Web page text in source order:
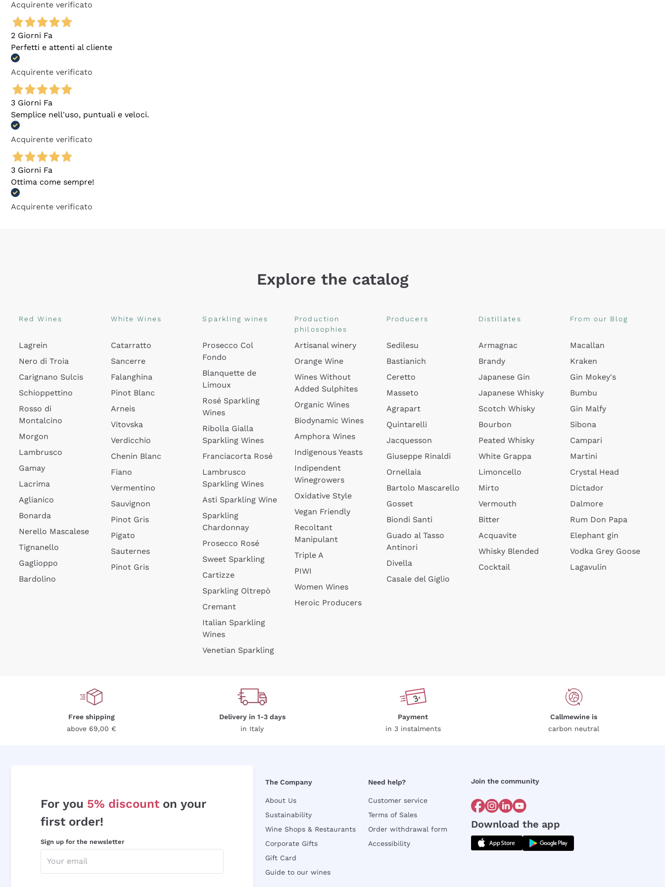
Acquirente verificato
2 Giorni Fa
Perfetti e attenti al cliente
Acquirente verificato
3 Giorni Fa
Semplice nell'uso, puntuali e veloci.
Acquirente verificato
3 Giorni Fa
Ottima come sempre!
Acquirente verificato
Explore the catalog
Red Wines
Lagrein
Nero di Troia
Carignano Sulcis
Schioppettino
Rosso di
Montalcino
Morgon
Lambrusco
Gamay
Lacrima
Aglianico
Bonarda
Nerello Mascalese
Tignanello
Gaglioppo
Bardolino
White Wines
Catarratto
Sancerre
Falanghina
Pinot Blanc
Arneis
Vitovska
Verdicchio
Chenin Blanc
Fiano
Vermentino
Sauvignon
Pinot Gris
Pigato
Sauternes
Pinot Gris
Sparkling wines
Prosecco Col
Fondo
Blanquette de
Limoux
Rosé Sparkling
Wines
Ribolla Gialla
Sparkling Wines
Franciacorta Rosé
Lambrusco
Sparkling Wines
Asti Sparkling Wine
Sparkling
Chardonnay
Prosecco Rosé
Sweet Sparkling
Cartizze
Sparkling Oltrepò
Cremant
Italian Sparkling
Wines
Venetian Sparkling
Production
philosophies
Artisanal winery
Orange Wine
Wines Without
Added Sulphites
Organic Wines
Biodynamic Wines
Amphora Wines
Indigenous Yeasts
Indipendent
Winegrowers
Oxidative Style
Vegan Friendly
Recoltant
Manipulant
Triple A
PIWI
Women Wines
Heroic Producers
Producers
Sedilesu
Bastianich
Ceretto
Masseto
Agrapart
Quintarelli
Jacquesson
Giuseppe Rinaldi
Ornellaia
Bartolo Mascarello
Gosset
Biondi Santi
Guado al Tasso
Antinori
Divella
Casale del Giglio
Distillates
Armagnac
Brandy
Japanese Gin
Japanese Whisky
Scotch Whisky
Bourbon
Peated Whisky
White Grappa
Limoncello
Mirto
Vermouth
Bitter
Acquavite
Whisky Blended
Cocktail
From our Blog
Macallan
Kraken
Gin Mokey's
Bumbu
Gin Malfy
Sibona
Campari
Martini
Crystal Head
Dictador
Dalmore
Rum Don Papa
Elephant gin
Vodka Grey Goose
Lagavulin
Free shipping
above 69,00 €
Delivery in 1-3 days
in Italy
Payment
in 3 instalments
Callmewine is
carbon neutral
For you 5% discount on your
first order!
Sign up for the newsletter
The Company
About Us
Sustainability
Wine Shops & Restaurants
Corporate Gifts
Gift Card
Guide to our wines
Need help?
Customer service
Terms of Sales
Order withdrawal form
Accessibility
Join the community
Download the app